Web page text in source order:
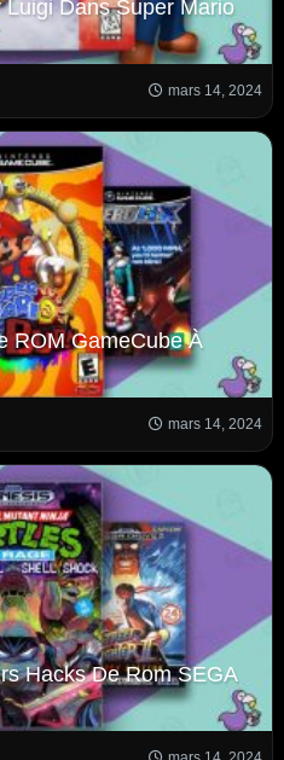
Dans Super Mario
mars 14, 2024
ROM GameCube À
mars 14, 2024
Hacks De Rom SEGA